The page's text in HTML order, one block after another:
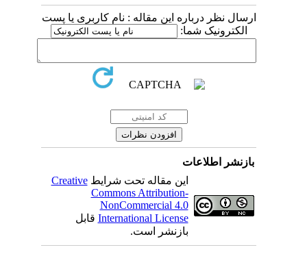
ارسال نظر درباره این مقاله : نام کاربری یا پست
الکترونیک شما:
بازنشر اطلاعات
این مقاله تحت شرایطCreative
Commons Attribution-
NonCommercial 4.0
International Licenseقابل
بازنشر است.